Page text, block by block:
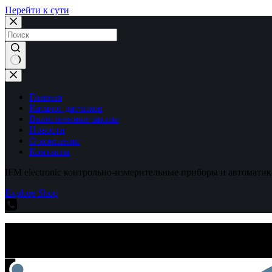
Перейти к сути
Ничего
не
найденоГлавная
Каталог датчиков
Выполненные заказы
Новости
О компании
Контакты
IFM electronic контрольно-измерительные приборы и
Explore Shop